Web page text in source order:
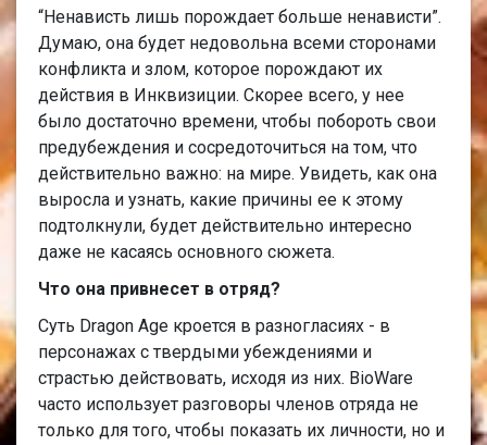
“Ненависть лишь порождает больше ненависти”.
Думаю, она будет недовольна всеми сторонами
конфликта и злом, которое порождают их
действия в Инквизиции. Скорее всего, у нее
было достаточно времени, чтобы побороть свои
предубеждения и сосредоточиться на том, что
действительно важно: на мире. Увидеть, как она
выросла и узнать, какие причины ее к этому
подтолкнули, будет действительно интересно
даже не касаясь основного сюжета.
Что она привнесет в отряд?
Суть Dragon Age кроется в разногласиях - в
персонажах с твердыми убеждениями и
страстью действовать, исходя из них. BioWare
часто использует разговоры членов отряда не
только для того, чтобы показать их личности, но и